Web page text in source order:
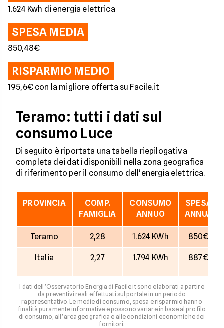
1.624 Kwh di energia elettrica
SPESA MEDIA
850,48€
RISPARMIO MEDIO
195,6€ con la migliore offerta su Facile.it
Teramo: tutti i dati sul
consumo Luce
Di seguito è riportata una tabella riepilogativa
completa dei dati disponibili nella zona geografica
di riferimento per il consumo dell'energia elettrica.
PROVINCIA
COMP.
FAMIGLIA
CONSUMO
ANNUO
SPESA
ANNUA
Teramo 2,28 1.624 KWh 850€
Italia 2,27 1.794 KWh 887€
I dati dell’Osservatorio Energia di Facile.it sono elaborati a partire
da preventivi reali effettuati sul portale in un periodo
rappresentativo. Le medie di consumo, spesa e risparmio hanno
finalità puramente informative e possono variare in base al profilo
di consumo, all’area geografica e alle condizioni economiche dei
fornitori.